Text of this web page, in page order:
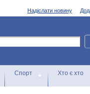
Надіслати новину
Спорт Хто є хто